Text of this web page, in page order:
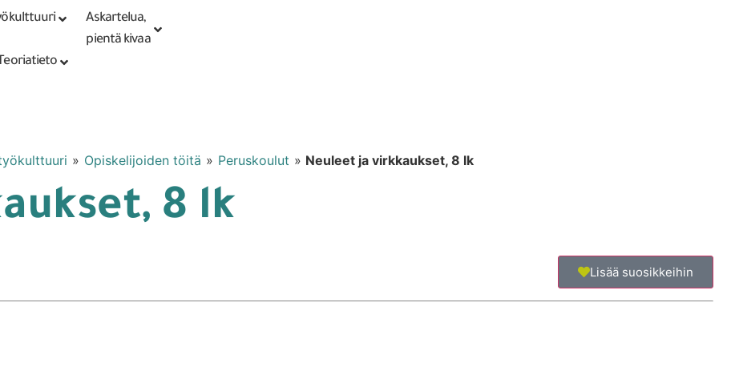
PunomoputiikkiKirjaudu tai
rekisteröidy
Askartelua,
pientä kivaa
Teoriatieto
» Opiskelijoiden töitä » Peruskoulut » Neuleet ja virkkaukset, 8 lk
8 lk
Lisää suosikkeihin